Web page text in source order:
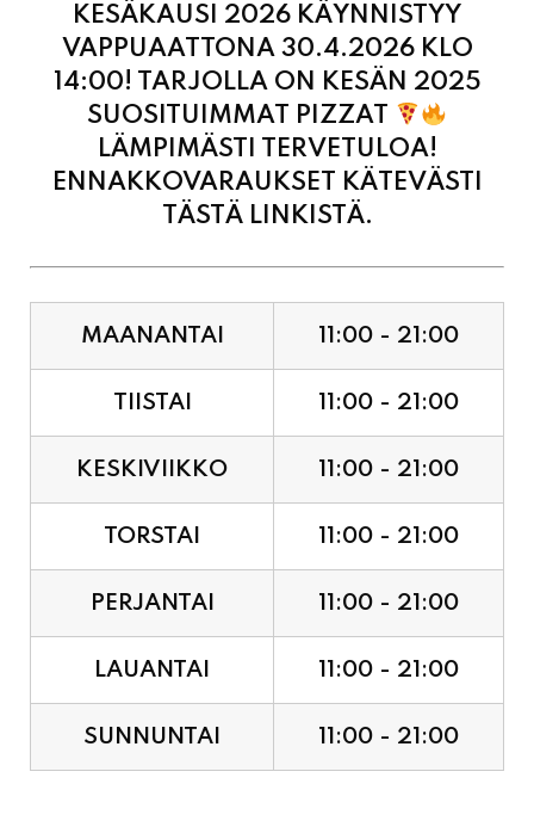
14:00! TARJOLLA ON KESÄN 2025
SUOSITUIMMAT PIZZAT
LÄMPIMÄSTI TERVETULOA!
ENNAKKOVARAUKSET KÄTEVÄSTI
TÄSTÄ LINKISTÄ.
MAANANTAI 11:00 - 21:00
TIISTAI 11:00 - 21:00
KESKIVIIKKO 11:00 - 21:00
TORSTAI 11:00 - 21:00
PERJANTAI 11:00 - 21:00
LAUANTAI 11:00 - 21:00
SUNNUNTAI 11:00 - 21:00